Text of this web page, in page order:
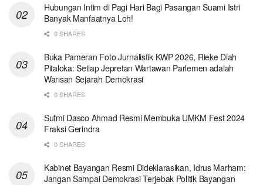
Hubungan Intim di Pagi Hari Bagi Pasangan Suami Istri
Banyak Manfaatnya Loh!
0 SHARES
Buka Pameran Foto Jurnalistik KWP 2026, Rieke Diah
Pitaloka: Setiap Jepretan Wartawan Parlemen adalah
Warisan Sejarah Demokrasi
0 SHARES
Sufmi Dasco Ahmad Resmi Membuka UMKM Fest 2024
Fraksi Gerindra
0 SHARES
Kabinet Bayangan Resmi Dideklarasikan, Idrus Marham:
Jangan Sampai Demokrasi Terjebak Politik Bayangan